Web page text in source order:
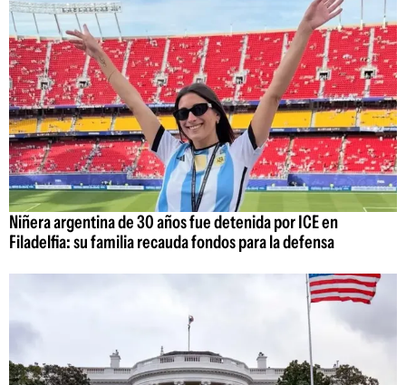
Niñera argentina de 30 años fue detenida por ICE en
Filadelfia: su familia recauda fondos para la defensa